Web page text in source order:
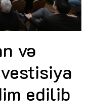
və
edilib